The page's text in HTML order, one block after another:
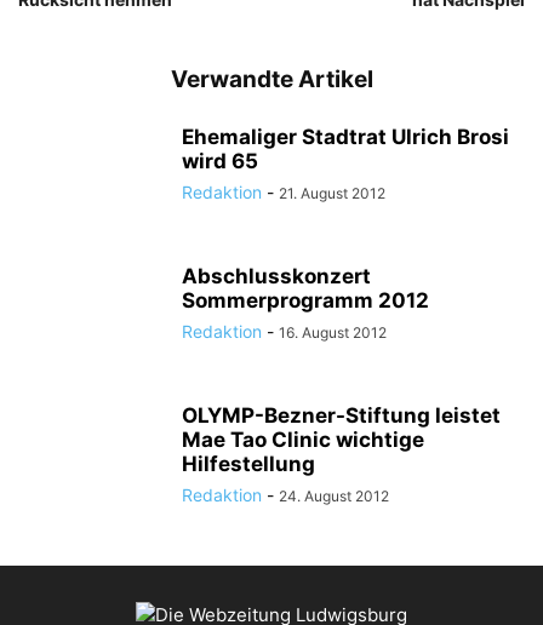
Verwandte Artikel
Ehemaliger Stadtrat Ulrich Brosi
wird 65
Redaktion - 21. August 2012
Abschlusskonzert
Sommerprogramm 2012
Redaktion - 16. August 2012
OLYMP-Bezner-Stiftung leistet
Mae Tao Clinic wichtige
Hilfestellung
Redaktion - 24. August 2012